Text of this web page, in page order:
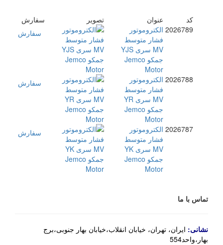
کد عنوان تصویر
سفارش
2026789 الکتروموتور
فشار متوسط
MV سری YJS
جمکو Jemco
Motor
سفارش
2026788 الکتروموتور
فشار متوسط
MV سری YR
جمکو Jemco
Motor
سفارش
2026787 الکتروموتور
فشار متوسط
MV سری YK
جمکو Jemco
Motor
سفارش
تماس با ما
نشانی: ایران، تهران، خیابان انقلاب،خیابان بهار جنوبی،برج
بهار،واحد554